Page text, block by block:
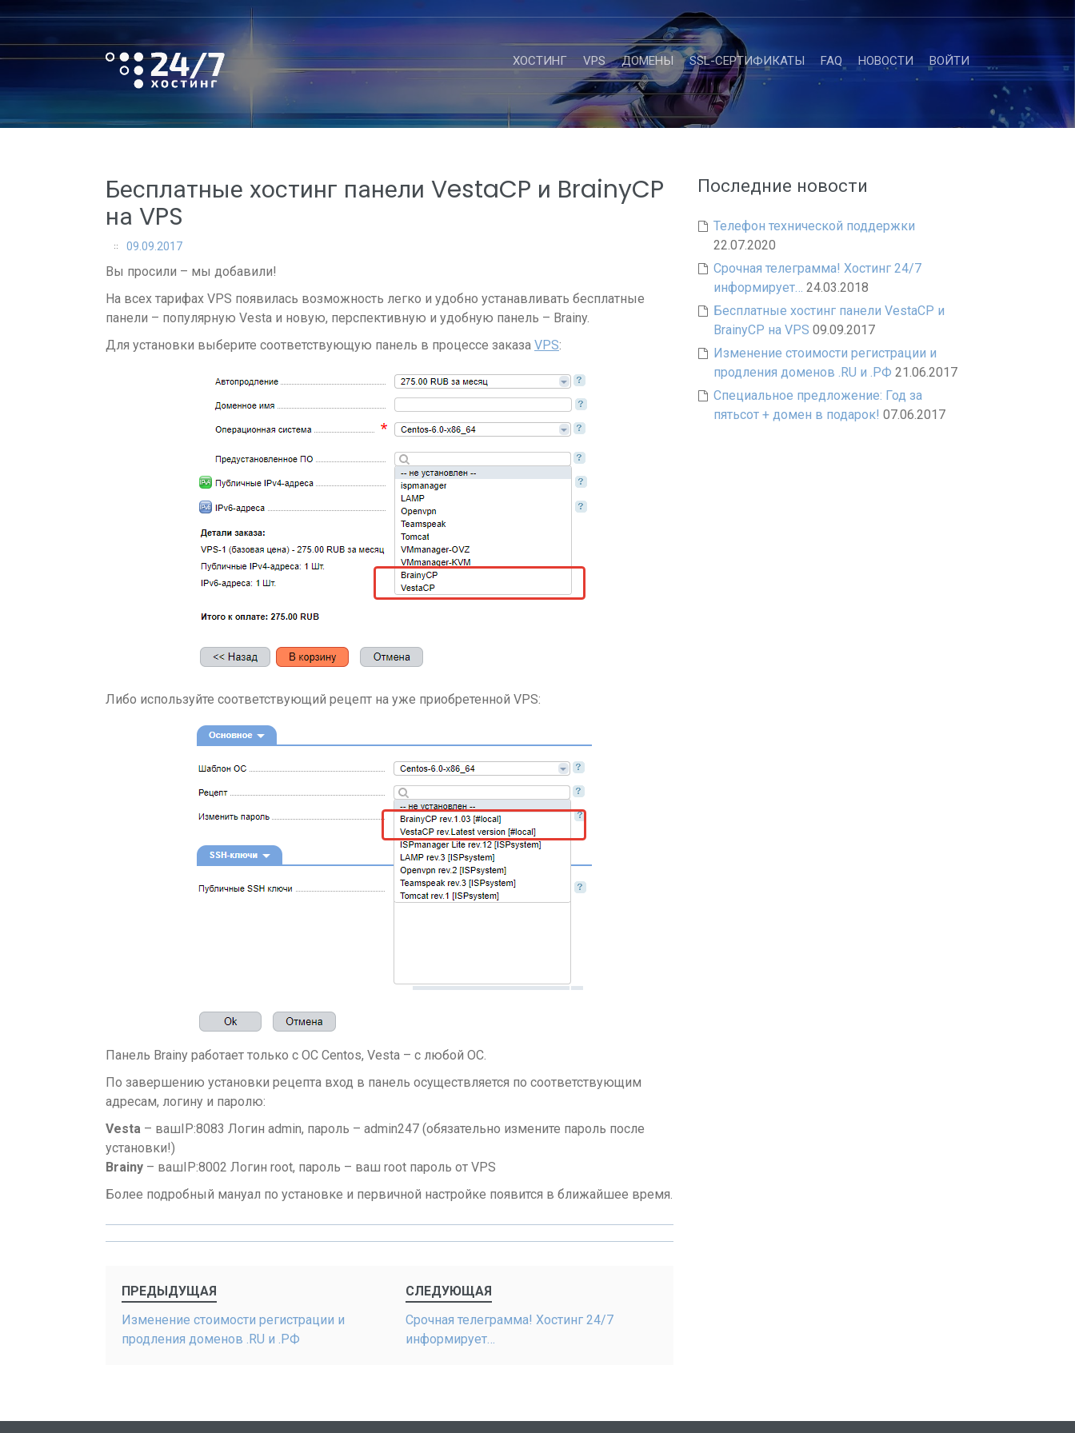
content
ХОСТИНГ VPS ДОМЕНЫ SSL-СЕРТИФИКАТЫ FAQ НОВОСТИ ВОЙТИ
Бесплатные хостинг панели VestaCP и BrainyCP
на VPS
09.09.2017
Вы просили – мы добавили!
На всех тарифах VPS появилась возможность легко и удобно устанавливать бесплатные
панели – популярную Vesta и новую, перспективную и удобную панель – Brainy.
Для установки выберите соответствующую панель в процессе заказа VPS:
Либо используйте соответствующий рецепт на уже приобретенной VPS:
Панель Brainy работает только с ОС Centos, Vesta – с любой ОС.
По завершению установки рецепта вход в панель осуществляется по соответствующим
адресам, логину и паролю:
Vesta – вашIP:8083 Логин admin, пароль – admin247 (обязательно измените пароль после
установки!)
Brainy – вашIP:8002 Логин root, пароль – ваш root пароль от VPS
Более подробный мануал по установке и первичной настройке появится в ближайшее время.
navigation
ПРЕДЫДУЩАЯ
Изменение стоимости регистрации и
продления доменов .RU и .РФ
СЛЕДУЮЩАЯ
Срочная телеграмма! Хостинг 24/7
информирует…
Последние новости
Телефон технической поддержки
22.07.2020
Срочная телеграмма! Хостинг 24/7
информирует… 24.03.2018
Бесплатные хостинг панели VestaCP и
BrainyCP на VPS 09.09.2017
Изменение стоимости регистрации и
продления доменов .RU и .РФ 21.06.2017
Специальное предложение: Год за
пятьсот + домен в подарок! 07.06.2017